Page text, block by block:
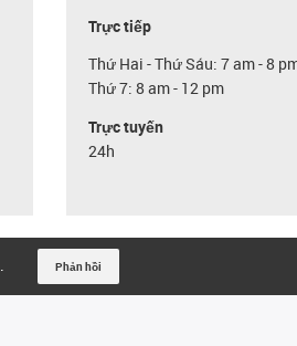
Trực tiếp
Thứ Hai - Thứ Sáu: 7 am - 8
Thứ 7: 8 am - 12 pm
Trực tuyến
24h
Phản hồi